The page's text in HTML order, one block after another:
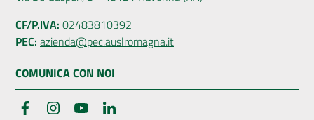
CF/P.IVA: 02483810392
PEC: azienda@pec.auslromagna.it
COMUNICA CON NOI
FacebookInstagramYouTube